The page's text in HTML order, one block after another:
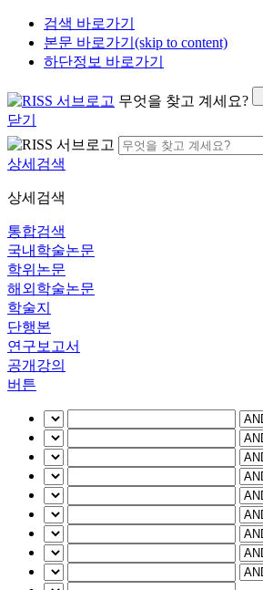
검색 바로가기
본문 바로가기(skip to content)
하단정보 바로가기
무엇을 찾고 계세요?
닫기
상세검색
상세검색
통합검색
국내학술논문
학위논문
해외학술논문
학술지
단행본
연구보고서
공개강의
버튼